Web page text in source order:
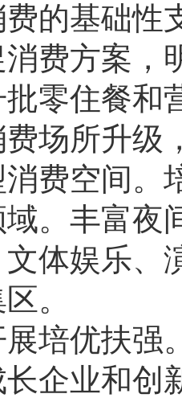
的基础性
费方案，
零住餐和
场所升级
费空间。
。丰富夜
体娱乐、
。
优扶强。
企业和创